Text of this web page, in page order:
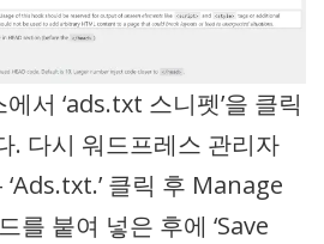
서 ‘ads.txt 스니펫’을 클릭
. 다시 워드프레스 관리자
‘Ads.txt.’ 클릭 후 Manage
를 붙여 넣은 후에 ‘Save